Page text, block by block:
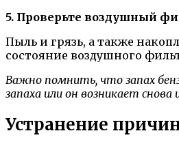
5. Проверьте воздушный
Пыль и грязь, а также
состояние воздушного
Важно помнить, что запах
запаха или он возникает
Устранение